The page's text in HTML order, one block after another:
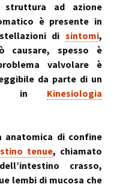
ad azione
è presente in
di sintomi,
causare, spesso è
valvolare è
da parte di un
in Kinesiologia
anatomica di confine
tenue, chiamato
crasso,
lembi di mucosa che